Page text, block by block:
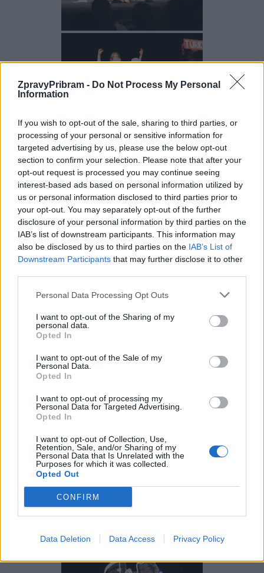
ZpravyPribram - Do Not Process My Personal
Information
If you wish to opt-out of the sale, sharing to third parties, or
processing of your personal or sensitive information for
targeted advertising by us, please use the below opt-out
section to confirm your selection. Please note that after your
opt-out request is processed you may continue seeing
interest-based ads based on personal information utilized by
us or personal information disclosed to third parties prior to
your opt-out. You may separately opt-out of the further
disclosure of your personal information by third parties on the
IAB’s list of downstream participants. This information may
also be disclosed by us to third parties on the IAB’s List of
Downstream Participants that may further disclose it to other
Personal Data Processing Opt Outs
I want to opt-out of the Sharing of my
personal data.
Opted In
I want to opt-out of the Sale of my
Personal Data.
Opted In
I want to opt-out of processing my
Personal Data for Targeted Advertising.
Opted In
I want to opt-out of Collection, Use,
Retention, Sale, and/or Sharing of my
Personal Data that Is Unrelated with the
Purposes for which it was collected.
Opted Out
CONFIRM
Data Deletion Data Access Privacy Policy